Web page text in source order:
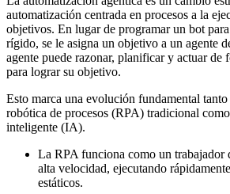
automatización centrada en procesos a la
objetivos. En lugar de programar un bot
rígido, se le asigna un objetivo a un agente
agente puede razonar, planificar y actuar de
para lograr su objetivo.
Esto marca una evolución fundamental
robótica de procesos (RPA) tradicional
inteligente (IA).
La RPA funciona como un trabajador
alta velocidad, ejecutando
estáticos.